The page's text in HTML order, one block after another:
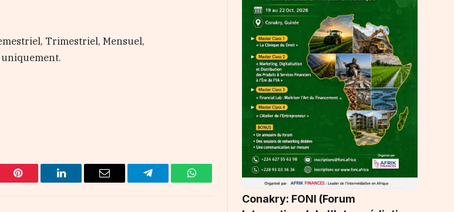
Trimestriel, Mensuel,
uniquement.
Pinterest LinkedIn Email Telegram WhatsApp
Conakry: FONI (Forum